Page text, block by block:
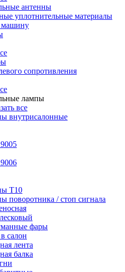
антенны
уплотнительные материалы
машину
сопротивления
лампы
все
внутрисалонные
Т10
поворотника / стоп сигнала
фары
салон
лента
балка